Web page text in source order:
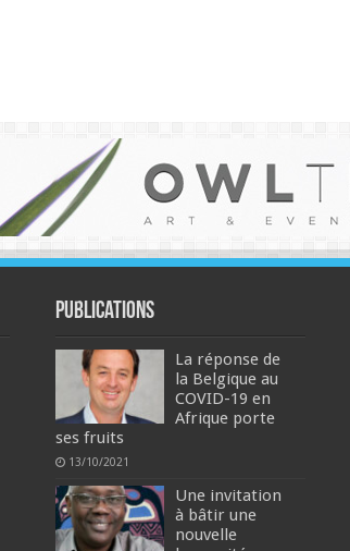
Publications
La réponse de
la Belgique au
COVID-19 en
Afrique porte
ses fruits
13/10/2021
Une invitation
à bâtir une
nouvelle